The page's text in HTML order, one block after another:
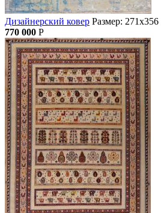
Дизайнерский ковер Размер: 271х356
770 000 Р